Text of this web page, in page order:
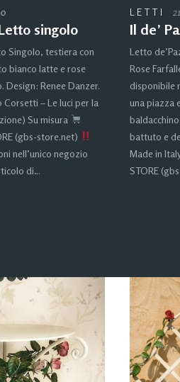
0
singolo
Singolo, testiera con
bianco latte e rose
Renee Danzer.
Corsetti – Le luci per la
Su misura
(gbs-store.net)
nell’unico negozio
di…
LETTI
Il de’
Letto
Rose
disponibile
una piazza
battuto e
Made in
STORE